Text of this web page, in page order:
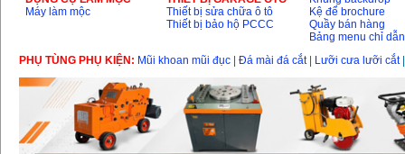
Máy làm mộc
Thiết bị sửa chữa ô tô
Thiết bị bảo hộ PCCC
Kệ để brochure
Quầy bán hàng
Bảng menu chỉ dẫn
PHỤ TÙNG PHỤ KIỆN: Mũi khoan mũi đục Đá mài đá cắt| Lưỡi cưa lưỡi cắt